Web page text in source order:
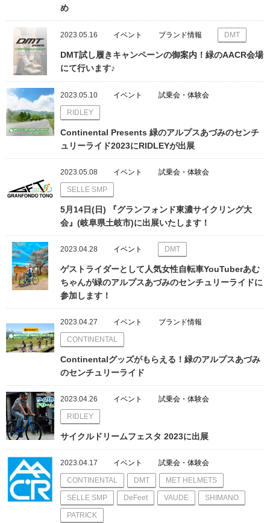
め
2023.05.16 イベント ブランド情報 DMT
DMT試し履きキャンペーンの御案内！緑のAACR会場
にて行います♪
2023.05.10 イベント 試乗会・体験会
RIDLEY
Continental Presents 緑のアルプスあづみのセンチ
ュリーライド2023にRIDLEYが出展
2023.05.08 イベント 試乗会・体験会
SELLE SMP
5月14日(日) 『グランフォンド東濃サイクリング大
会』(岐阜県土岐市)に出展いたします！
2023.04.28 イベント DMT
ゲストライダーとして人気女性自転車YouTuberあむ
ちゃんが緑のアルプスあづみのセンチュリーライドに
参加します！
2023.04.27 イベント ブランド情報
CONTINENTAL
Continentalグッズがもらえる！緑のアルプスあづみ
のセンチュリーライド
2023.04.26 イベント 試乗会・体験会
RIDLEY
サイクルドリームフェスタ 2023に出展
2023.04.17 イベント 試乗会・体験会
CONTINENTAL DMT MET HELMETS
SELLE SMP DeFeet VAUDE SHIMANO
PATRICK